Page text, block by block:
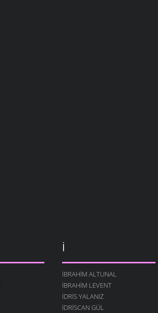
İ
İBRAHIM ALTUNAL
İBRAHIM LEVENT
İDRIS YALANIZ
IDRISCAN GÜL